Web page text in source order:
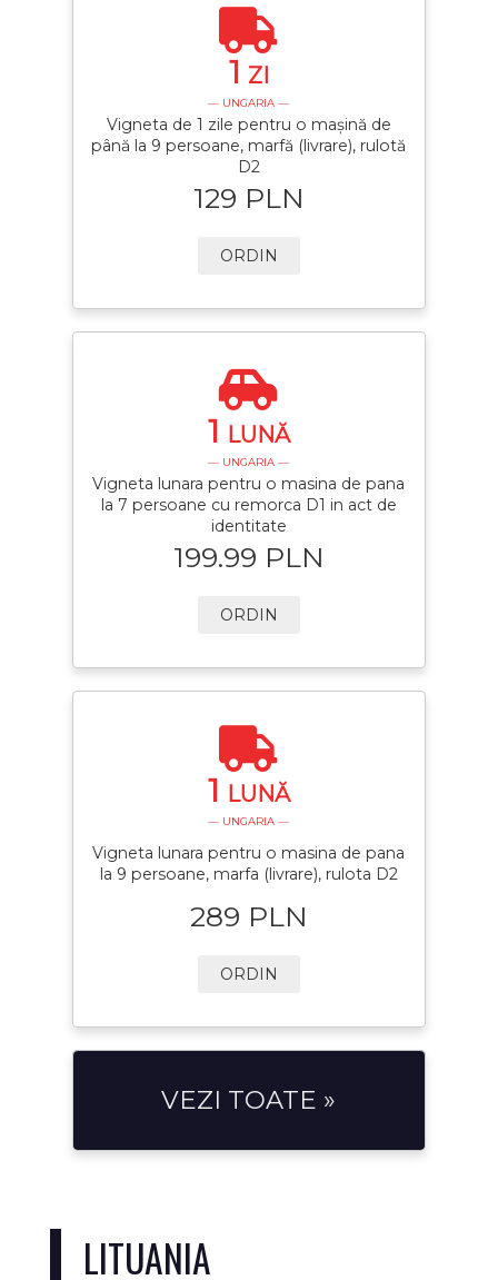
1 ZI
— UNGARIA —
Vigneta de 1 zile pentru o mașină de
până la 9 persoane, marfă (livrare), rulotă
D2
129 PLN
ORDIN
1 LUNĂ
— UNGARIA —
Vigneta lunara pentru o masina de pana
la 7 persoane cu remorca D1 in act de
identitate
199.99 PLN
ORDIN
1 LUNĂ
— UNGARIA —
Vigneta lunara pentru o masina de pana
la 9 persoane, marfa (livrare), rulota D2
289 PLN
ORDIN
VEZI TOATE »
LITUANIA